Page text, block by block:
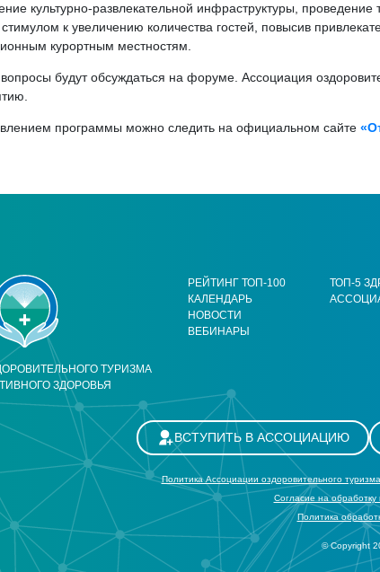
культурно-развлекательной инфраструктуры,
к увеличению количества гостей, повысив
курортным местностям.
будут обсуждаться на форуме. Ассоциация
программы можно следить на официальном сайте
ТУРИЗМА
ЗДОРОВЬЯ
РЕЙТИНГ ТОП-100
КАЛЕНДАРЬ
НОВОСТИ
ВЕБИНАРЫ
ТОП-5
ВСТУПИТЬ В АССОЦИАЦИЮ
Политика Ассоциации оздоровительного
Cогласие на
Политика
© Copyright